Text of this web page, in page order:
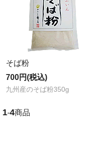
そば粉
700円(税込)
九州産のそば粉350g
1-4商品